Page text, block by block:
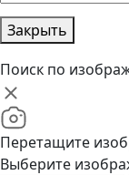
Закрыть
Поиск по
Перетащите
Выберите